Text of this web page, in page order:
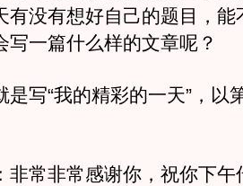
有没有想好自己的题目，能
写一篇什么样的文章呢？
写“我的精彩的一天”，以
常非常感谢你，祝你下午